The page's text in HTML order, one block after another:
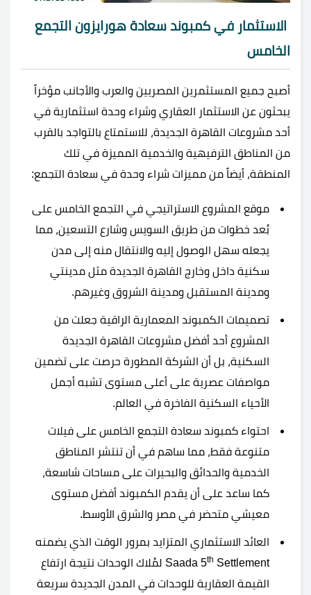
الاستثمار في كمبوند سعادة هورايزون التجمع
الخامس
أصبح جميع المستثمرين المصريين والعرب والأجانب مؤخراً
يبحثون عن الاستثمار العقاري وشراء وحدة استثمارية في
أحد مشروعات القاهرة الجديدة، للاستمتاع بالتواجد بالقرب
من المناطق الترفيهية والخدمية المميزة في تلك
المنطقة، أيضاً من مميزات شراء وحدة في سعادة التجمع:
موقع المشروع الاستراتيجي في التجمع الخامس على
بُعد خطوات من طريق السويس وشارع التسعين، مما
يجعله سهل الوصول إليه والانتقال منه إلى مدن
سكنية داخل وخارج القاهرة الجديدة مثل مدينتي
ومدينة المستقبل ومدينة الشروق وغيرهم.
تصميمات الكمبوند المعمارية الراقية جعلت من
المشروع أحد أفضل مشروعات القاهرة الجديدة
السكنية، بل أن الشركة المطورة حرصت على تضمين
مواصفات عصرية على أعلى مستوى تشبه أجمل
الأحياء السكنية الفاخرة في العالم.
احتواء كمبوند سعادة التجمع الخامس على فيلات
متنوعة فقط، مما ساهم في أن تنتشر المناطق
الخدمية والحدائق والبحيرات على مساحات شاسعة،
كما ساعد على أن يقدم الكمبوند أفضل مستوى
معيشي متحضر في مصر والشرق الأوسط.
العائد الاستثماري المتزايد بمرور الوقت الذي يضمنه
Saada 5th
Settlement لمُلاك الوحدات نتيجة ارتفاع
القيمة العقارية للوحدات في المدن الجديدة سريعة